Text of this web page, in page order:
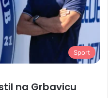
Sport
na Grbavicu